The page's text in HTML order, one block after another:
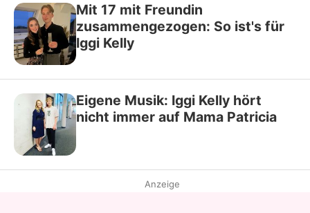
Mit 17 mit Freundin
zusammengezogen: So ist's für
Iggi Kelly
Eigene Musik: Iggi Kelly hört
nicht immer auf Mama Patricia
Anzeige